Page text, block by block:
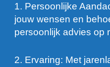
1. Persoonlijke
jouw wensen en
persoonlijk advies op
2. Ervaring: Met